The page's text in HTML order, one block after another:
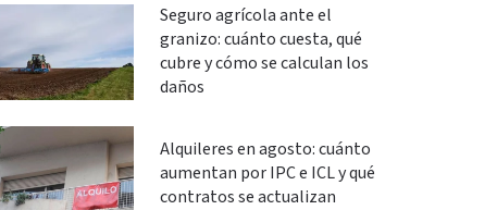
Seguro agrícola ante el
granizo: cuánto cuesta, qué
cubre y cómo se calculan los
daños
Alquileres en agosto: cuánto
aumentan por IPC e ICL y qué
contratos se actualizan